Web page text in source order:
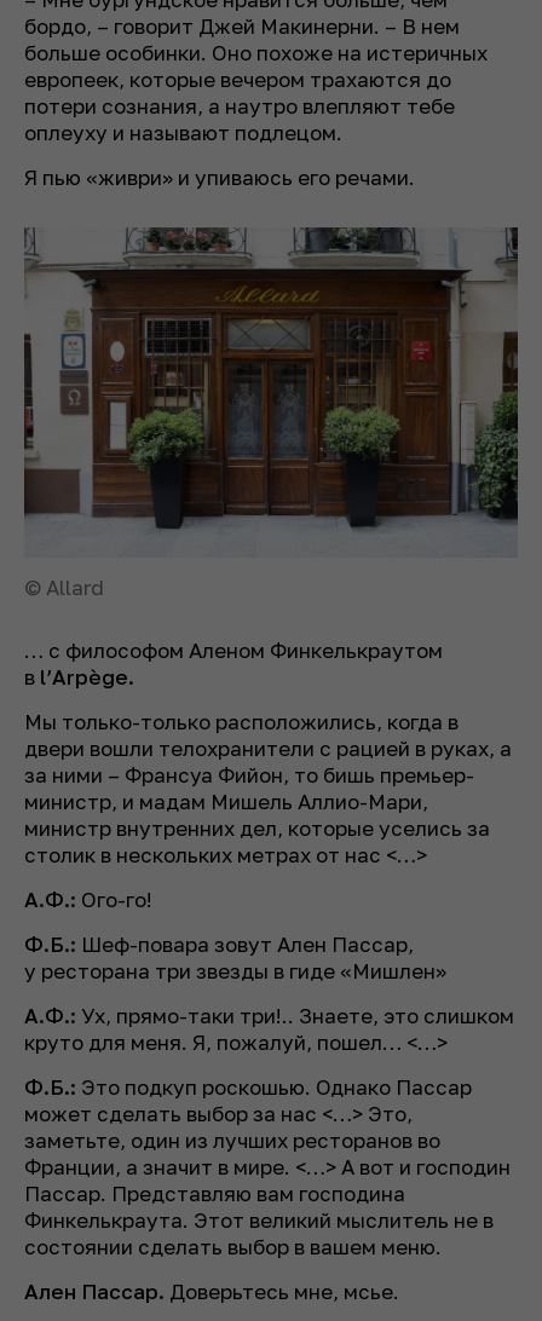
бордо, – говорит Джей Макинерни. – В нем
больше особинки. Оно похоже на истеричных
европеек, которые вечером трахаются до
потери сознания, а наутро влепляют тебе
оплеуху и называют подлецом.
Я пью «живри» и упиваюсь его речами.
© Allard
… с философом Аленом Финкелькраутом
в l’Arpège.
Мы только-только расположились, когда в
двери вошли телохранители с рацией в руках, а
за ними – Франсуа Фийон, то бишь премьер-
министр, и мадам Мишель Аллио-Мари,
министр внутренних дел, которые уселись за
столик в нескольких метрах от нас <…>
А.Ф.: Ого-го!
Ф.Б.: Шеф-повара зовут Ален Пассар,
у ресторана три звезды в гиде «Мишлен»
А.Ф.: Ух, прямо-таки три!.. Знаете, это слишком
круто для меня. Я, пожалуй, пошел… <…>
Ф.Б.: Это подкуп роскошью. Однако Пассар
может сделать выбор за нас <…> Это,
заметьте, один из лучших ресторанов во
Франции, а значит в мире. <…> А вот и господин
Пассар. Представляю вам господина
Финкелькраута. Этот великий мыслитель не в
состоянии сделать выбор в вашем меню.
Ален Пассар. Доверьтесь мне, мсье.